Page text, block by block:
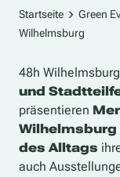
Startseite Green
Wilhelmsburg
48h
und
präsentieren
Wilhelmsburg
des Alltags
auch